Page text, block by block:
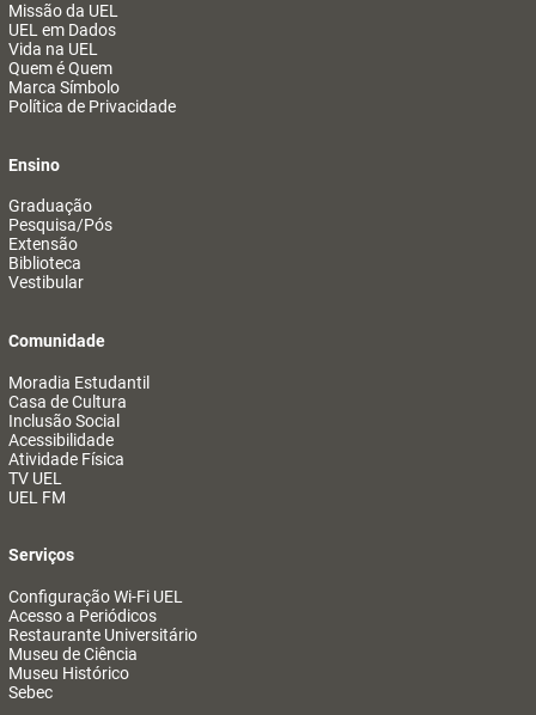
Missão da UEL
UEL em Dados
Vida na UEL
Quem é Quem
Marca Símbolo
Política de Privacidade
Ensino
Graduação
Pesquisa/Pós
Extensão
Biblioteca
Vestibular
Comunidade
Moradia Estudantil
Casa de Cultura
Inclusão Social
Acessibilidade
Atividade Física
TV UEL
UEL FM
Serviços
Configuração Wi-Fi UEL
Acesso a Periódicos
Restaurante Universitário
Museu de Ciência
Museu Histórico
Sebec